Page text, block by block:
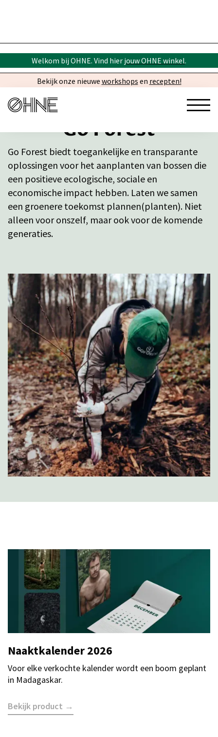
Welkom bij OHNE. Vind hier jouw OHNE winkel.
Bekijk onze nieuwe workshops en recepten!
Go Forest
Go Forest biedt toegankelijke en transparante
oplossingen voor het aanplanten van bossen die
een positieve ecologische, sociale en
economische impact hebben. Laten we samen
een groenere toekomst plannen(planten). Niet
alleen voor onszelf, maar ook voor de komende
generaties.
Naaktkalender 2026
Voor elke verkochte kalender wordt een boom geplant
in Madagaskar.
Bekijk product →